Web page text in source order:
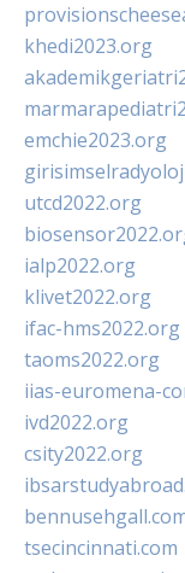
khedi2023.org
emchie2023.org
utcd2022.org
ialp2022.org
klivet2022.org
ifac-hms2022.org
taoms2022.org
iias-euromena-
ivd2022.org
csity2022.org
tsecincinnati.com